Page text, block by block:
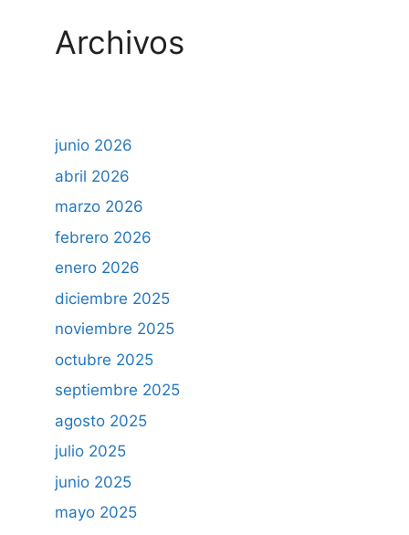
Archivos
junio 2026
abril 2026
marzo 2026
febrero 2026
enero 2026
diciembre 2025
noviembre 2025
octubre 2025
septiembre 2025
agosto 2025
julio 2025
junio 2025
mayo 2025